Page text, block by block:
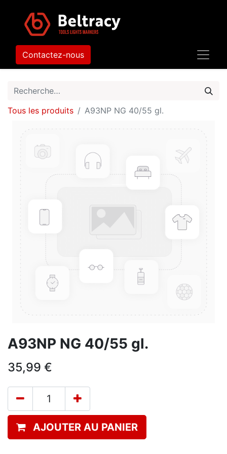
Contactez-nous
Tous les produits A93NP NG 40/55 gl.
A93NP NG 40/55 gl.
35,99 €
AJOUTER AU PANIER